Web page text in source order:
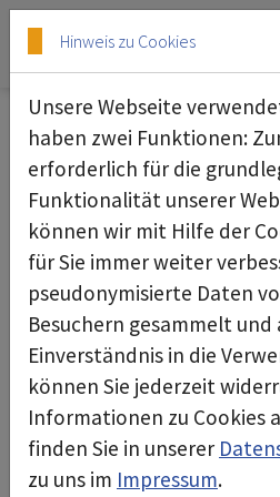
Skip to main content
Skip to page footer
07.04.2026
Hinweis zu Cookies
Unsere Webseite
haben zwei Funktionen:
erforderlich für die
Funktionalität unserer
können wir mit Hilfe der
für Sie immer weiter
pseudonymisierte Daten
Besuchern gesammelt
Einverständnis in die
können Sie jederzeit
Informationen zu Cookies
finden Sie in unserer
zu uns im Impressum.